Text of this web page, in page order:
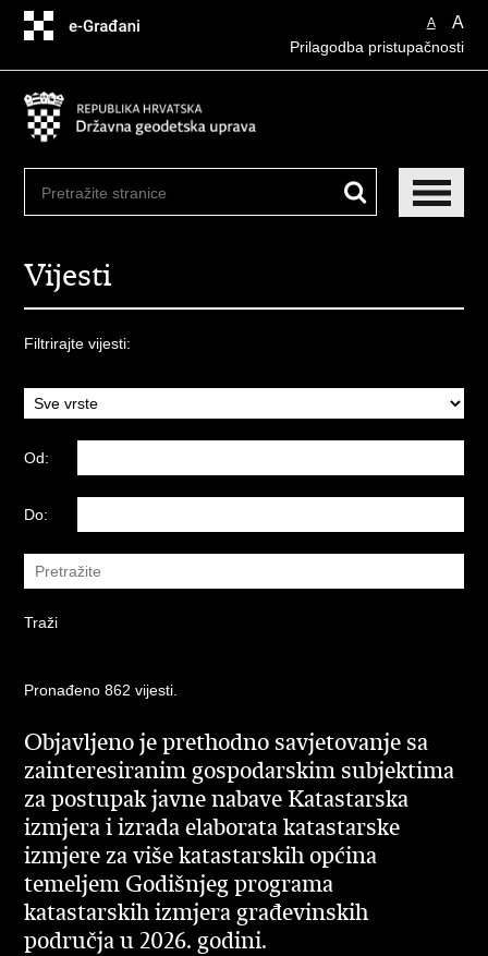
sadržaj
A A
Prilagodba pristupačnosti
Vijesti
Filtrirajte vijesti:
Od:
Do:
Pronađeno 862 vijesti.
Objavljeno je prethodno savjetovanje sa
zainteresiranim gospodarskim subjektima
za postupak javne nabave Katastarska
izmjera i izrada elaborata katastarske
izmjere za više katastarskih općina
temeljem Godišnjeg programa
katastarskih izmjera građevinskih
područja u 2026. godini.